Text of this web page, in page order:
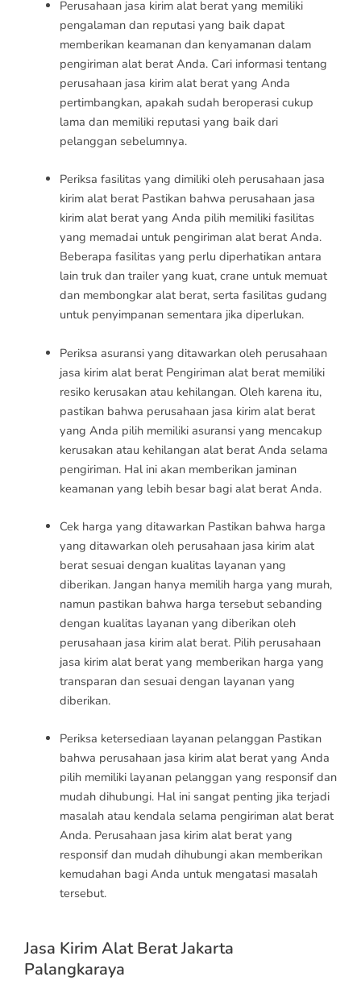
Perusahaan jasa kirim alat berat yang memiliki
pengalaman dan reputasi yang baik dapat
memberikan keamanan dan kenyamanan dalam
pengiriman alat berat Anda. Cari informasi tentang
perusahaan jasa kirim alat berat yang Anda
pertimbangkan, apakah sudah beroperasi cukup
lama dan memiliki reputasi yang baik dari
pelanggan sebelumnya.
Periksa fasilitas yang dimiliki oleh perusahaan jasa
kirim alat berat Pastikan bahwa perusahaan jasa
kirim alat berat yang Anda pilih memiliki fasilitas
yang memadai untuk pengiriman alat berat Anda.
Beberapa fasilitas yang perlu diperhatikan antara
lain truk dan trailer yang kuat, crane untuk memuat
dan membongkar alat berat, serta fasilitas gudang
untuk penyimpanan sementara jika diperlukan.
Periksa asuransi yang ditawarkan oleh perusahaan
jasa kirim alat berat Pengiriman alat berat memiliki
resiko kerusakan atau kehilangan. Oleh karena itu,
pastikan bahwa perusahaan jasa kirim alat berat
yang Anda pilih memiliki asuransi yang mencakup
kerusakan atau kehilangan alat berat Anda selama
pengiriman. Hal ini akan memberikan jaminan
keamanan yang lebih besar bagi alat berat Anda.
Cek harga yang ditawarkan Pastikan bahwa harga
yang ditawarkan oleh perusahaan jasa kirim alat
berat sesuai dengan kualitas layanan yang
diberikan. Jangan hanya memilih harga yang murah,
namun pastikan bahwa harga tersebut sebanding
dengan kualitas layanan yang diberikan oleh
perusahaan jasa kirim alat berat. Pilih perusahaan
jasa kirim alat berat yang memberikan harga yang
transparan dan sesuai dengan layanan yang
diberikan.
Periksa ketersediaan layanan pelanggan Pastikan
bahwa perusahaan jasa kirim alat berat yang Anda
pilih memiliki layanan pelanggan yang responsif dan
mudah dihubungi. Hal ini sangat penting jika terjadi
masalah atau kendala selama pengiriman alat berat
Anda. Perusahaan jasa kirim alat berat yang
responsif dan mudah dihubungi akan memberikan
kemudahan bagi Anda untuk mengatasi masalah
tersebut.
Jasa Kirim Alat Berat Jakarta
Palangkaraya